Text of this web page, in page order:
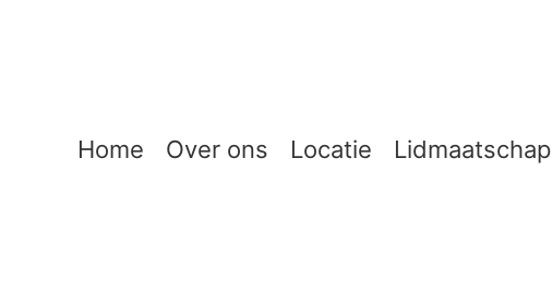
Home Over ons Locatie Lidmaatschap